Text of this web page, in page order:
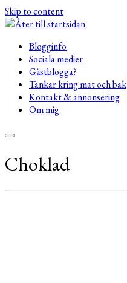
Skip to content
Blogginfo
Sociala medier
Gästblogga?
Tankar kring mat och bak
Kontakt & annonsering
Om mig
Choklad